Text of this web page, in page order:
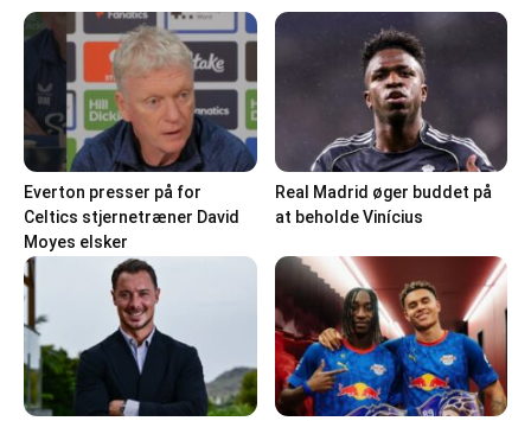
Everton presser på for
Celtics stjernetræner David
Moyes elsker
Real Madrid øger buddet på
at beholde Vinícius